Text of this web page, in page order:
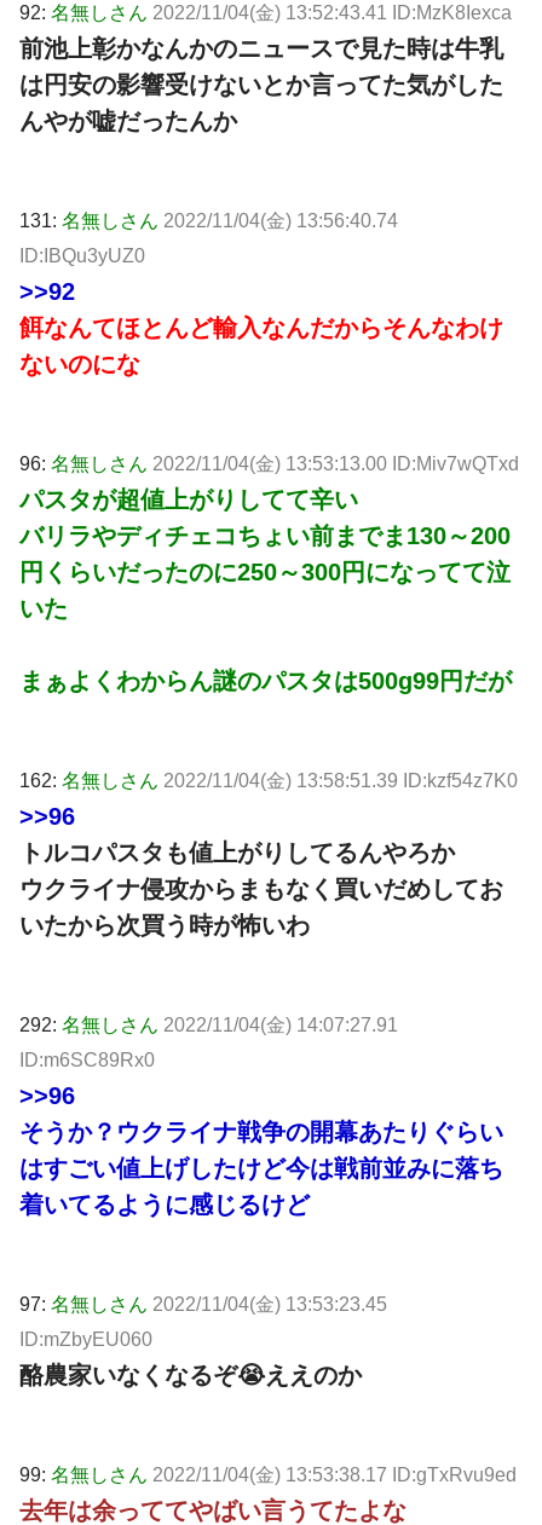
92: 名無しさん 2022/11/04(金) 13:52:43.41 ID:MzK8Iexca
前池上彰かなんかのニュースで見た時は牛乳
は円安の影響受けないとか言ってた気がした
んやが嘘だったんか
131: 名無しさん 2022/11/04(金) 13:56:40.74
ID:IBQu3yUZ0
>>92
餌なんてほとんど輸入なんだからそんなわけ
ないのにな
96: 名無しさん 2022/11/04(金) 13:53:13.00 ID:Miv7wQTxd
パスタが超値上がりしてて辛い
バリラやディチェコちょい前までま130～200
円くらいだったのに250～300円になってて泣
いた
まぁよくわからん謎のパスタは500g99円だが
162: 名無しさん 2022/11/04(金) 13:58:51.39 ID:kzf54z7K0
>>96
トルコパスタも値上がりしてるんやろか
ウクライナ侵攻からまもなく買いだめしてお
いたから次買う時が怖いわ
292: 名無しさん 2022/11/04(金) 14:07:27.91
ID:m6SC89Rx0
>>96
そうか？ウクライナ戦争の開幕あたりぐらい
はすごい値上げしたけど今は戦前並みに落ち
着いてるように感じるけど
97: 名無しさん 2022/11/04(金) 13:53:23.45
ID:mZbyEU060
酪農家いなくなるぞ😭ええのか
99: 名無しさん 2022/11/04(金) 13:53:38.17 ID:gTxRvu9ed
去年は余っててやばい言うてたよな